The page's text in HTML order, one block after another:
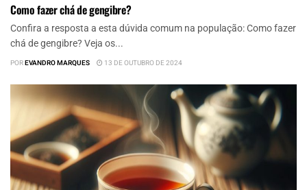
Como fazer chá de gengibre?
Confira a resposta a esta dúvida comum na população: Como fazer
chá de gengibre? Veja os...
POREVANDRO MARQUES 13 DE OUTUBRO DE 2024